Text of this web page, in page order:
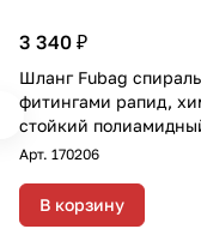
3 340 ₽
Шланг Fubag
фитингами рапид,
стойкий
15бар, 8x12мм, 15м
Арт. 170206
В корзину